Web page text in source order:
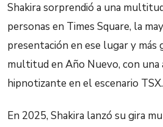
Shakira sorprendió a una
personas en Times Square, la
presentación en ese lugar y más
multitud en Año Nuevo, con una
hipnotizante en el escenario
En 2025, Shakira lanzó su gira